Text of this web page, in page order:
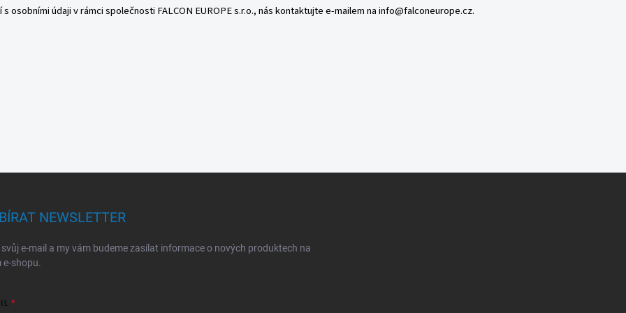
osobními údaji v rámci společnosti FALCON EUROPE s.r.o., nás kontaktujte e-mailem nainfo@falconeurope.cz.
NEWSLETTER
e-mail a my vám budeme zasílat informace o nových produktech na
e-shopu.